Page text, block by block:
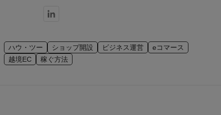
ハウ・ツー ショップ開設 ビジネス運営
eコマース
越境EC
稼ぐ方法